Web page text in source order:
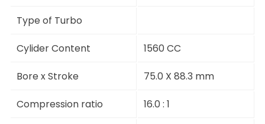
Type of Turbo
Cylider Content 1560 CC
Bore x Stroke 75.0 X 88.3 mm
Compression ratio 16.0 : 1